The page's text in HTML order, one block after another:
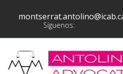
Síguenos: